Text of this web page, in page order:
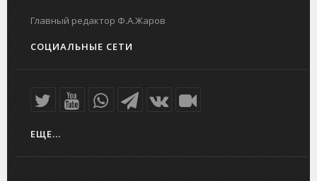
Главный редактор Ф.А.Жаров
СОЦИАЛЬНЫЕ СЕТИ
ЕЩЕ...